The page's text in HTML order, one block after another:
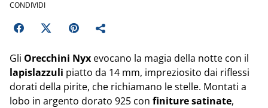
CONDIVIDI
Gli Orecchini Nyx evocano la magia della notte con il
lapislazzuli piatto da 14 mm, impreziosito dai riflessi
dorati della pirite, che richiamano le stelle. Montati a
lobo in argento dorato 925 con finiture satinate,